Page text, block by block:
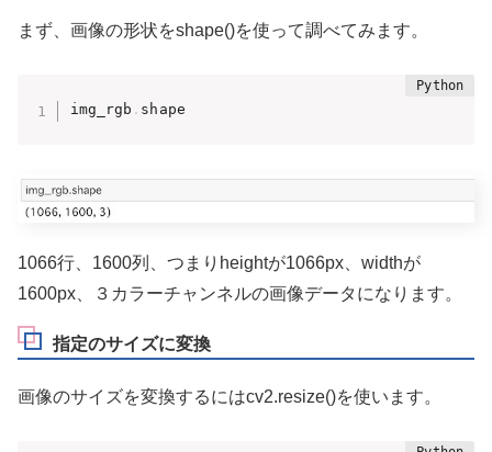
まず、画像の形状をshape()を使って調べてみます。
img_rgb . shape
1066行、1600列、つまりheightが1066px、widthが
1600px、３カラーチャンネルの画像データになります。
指定のサイズに変換
画像のサイズを変換するにはcv2.resize()を使います。